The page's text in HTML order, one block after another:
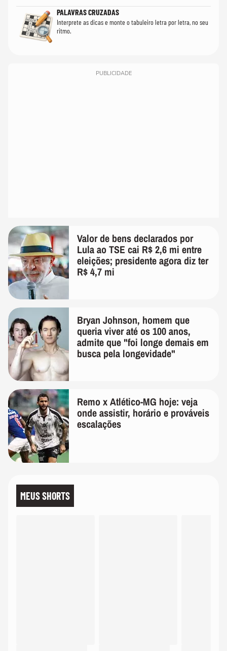
PALAVRAS CRUZADAS
Interprete as dicas e monte o tabuleiro letra por letra, no seu
ritmo.
PUBLICIDADE
Valor de bens declarados por
Lula ao TSE cai R$ 2,6 mi entre
eleições; presidente agora diz ter
R$ 4,7 mi
Bryan Johnson, homem que
queria viver até os 100 anos,
admite que "foi longe demais em
busca pela longevidade"
Remo x Atlético-MG hoje: veja
onde assistir, horário e prováveis
escalações
MEUS SHORTS